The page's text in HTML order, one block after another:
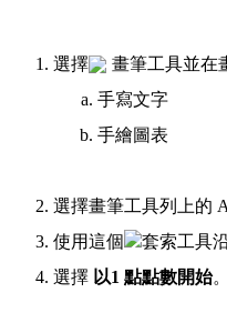
選擇
畫筆工具並在
手寫文字
手繪圖表
選擇畫筆工具列上的
使用這個
套索工具
選擇 以1 點點數開始